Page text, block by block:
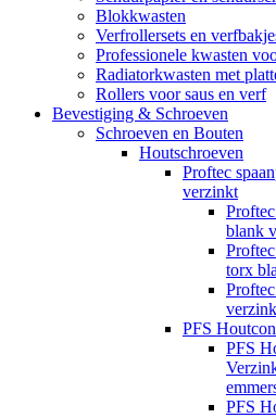
Blokkwasten
Verfrollersets en
Professionele kwasten
Radiatorkwasten met
Rollers voor saus en verf
Bevestiging & Schroeven
Schroeven en Bouten
Houtschroeven
Proftec
verzinkt
blank
torx
PFS
PFS
PFS